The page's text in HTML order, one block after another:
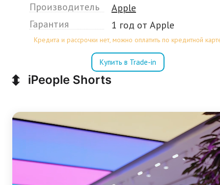
Производитель
Apple
Гарантия
1 год от Apple
Кредита и рассрочки нет, можно оплатить по кредитной
Купить в Trade-in
⬍ iPeople Shorts